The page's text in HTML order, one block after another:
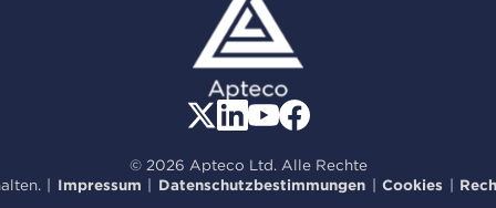
© 2026 Apteco Ltd. Alle Rechte
| Impressum | Datenschutzbestimmungen | Cookies |